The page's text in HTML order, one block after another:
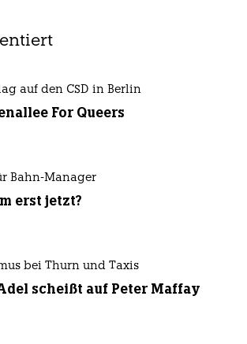
auf den CSD in Berlin
For Queers
Bahn-Manager
erst jetzt?
bei Thurn und Taxis
scheißt auf Peter Maffay